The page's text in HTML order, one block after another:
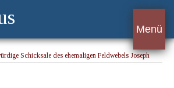
Menü
Schicksale des ehemaligen Feldwebels Joseph